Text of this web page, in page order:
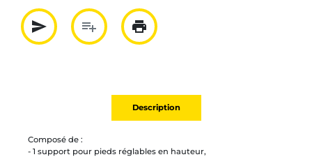
send
Partager par mail
playlist_add
Ajouter à la liste
print
Imprimer
Description
Composé de :
- 1 support pour pieds réglables en hauteur,